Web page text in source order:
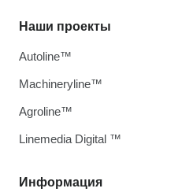
Информация
Наши проекты
Autoline™
Machineryline™
Agroline™
Linemedia Digital ™